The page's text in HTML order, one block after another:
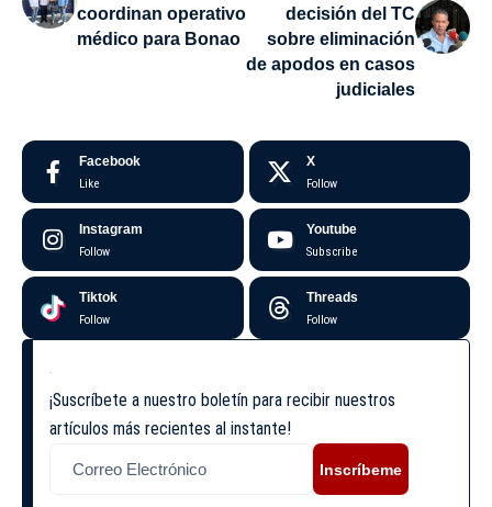
coordinan operativo
médico para Bonao
decisión del TC
sobre eliminación
de apodos en casos
judiciales
Facebook
Like
X
Follow
Instagram
Follow
Youtube
Subscribe
Tiktok
Follow
Threads
Follow
¡Suscríbete a nuestro boletín para recibir nuestros
artículos más recientes al instante!
Inscríbeme